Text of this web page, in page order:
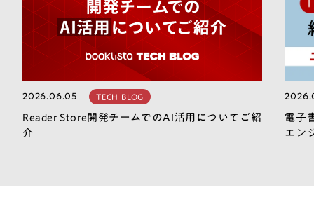
2026.06.05 TECH BLOG
Reader Store開発チームでのAI活用についてご紹
介
電子
エン